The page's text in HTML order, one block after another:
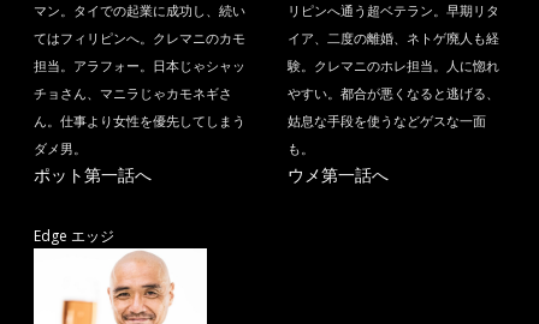
マン。タイでの起業に成功し、続い
てはフィリピンへ。クレマニのカモ
担当。アラフォー。日本じゃシャッ
チョさん、マニラじゃカモネギさ
ん。仕事より女性を優先してしまう
ダメ男。
ポット第一話へ
リピンへ通う超ベテラン。早期リタ
イア、二度の離婚、ネトゲ廃人も経
験。クレマニのホレ担当。人に惚れ
やすい。都合が悪くなると逃げる、
姑息な手段を使うなどゲスな一面
も。
ウメ第一話へ
Edge エッジ